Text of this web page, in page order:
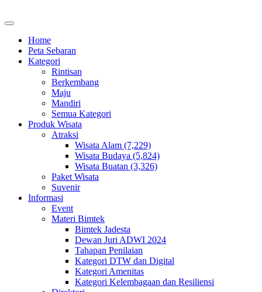
Home
Peta Sebaran
Kategori
Rintisan
Berkembang
Maju
Mandiri
Semua Kategori
Produk Wisata
Atraksi
Wisata Alam (7,229)
Wisata Budaya (5,824)
Wisata Buatan (3,326)
Paket Wisata
Suvenir
Informasi
Event
Materi Bimtek
Bimtek Jadesta
Dewan Juri ADWI 2024
Tahapan Penilaian
Kategori DTW dan Digital
Kategori Amenitas
Kategori Kelembagaan dan Resiliensi